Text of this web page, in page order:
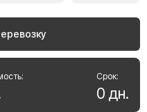
Срок:
0 дн.